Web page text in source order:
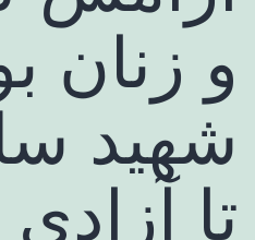
و زنان
شهید
تا